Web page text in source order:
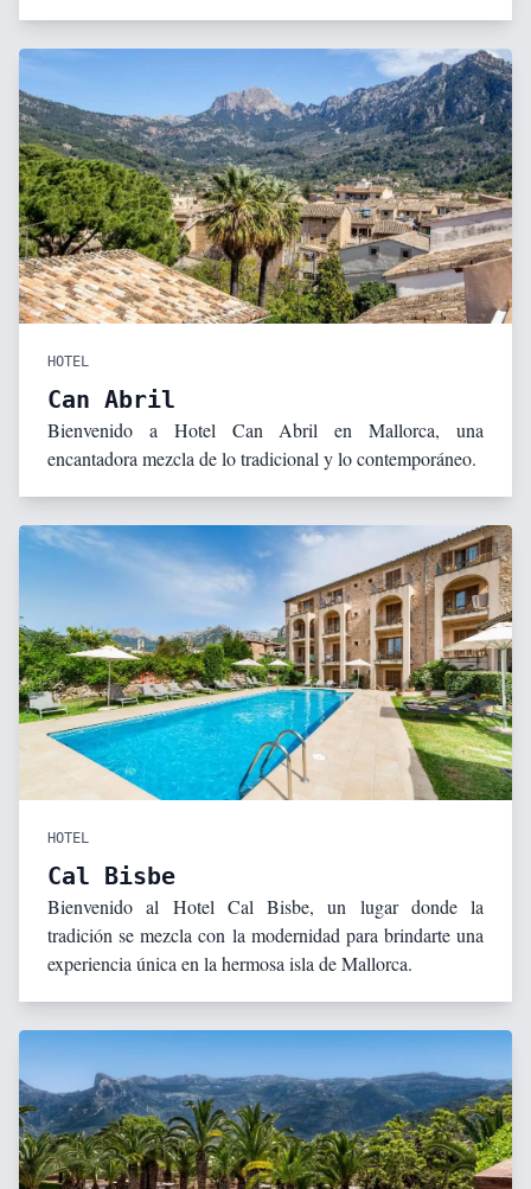
HOTEL
Can Abril
Bienvenido a Hotel Can Abril en Mallorca, una
encantadora mezcla de lo tradicional y lo contemporáneo.
HOTEL
Cal Bisbe
Bienvenido al Hotel Cal Bisbe, un lugar donde la
tradición se mezcla con la modernidad para brindarte una
experiencia única en la hermosa isla de Mallorca.